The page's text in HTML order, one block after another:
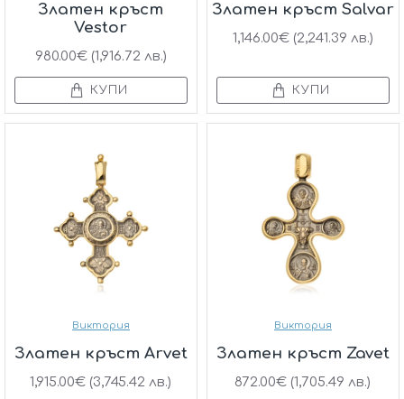
Златен кръст
Vestor
980.00€ (1,916.72 лв.)
КУПИ
Златен кръст Salvar
1,146.00€ (2,241.39 лв.)
КУПИ
Виктория
Златен кръст Arvet
1,915.00€ (3,745.42 лв.)
Виктория
Златен кръст Zavet
872.00€ (1,705.49 лв.)